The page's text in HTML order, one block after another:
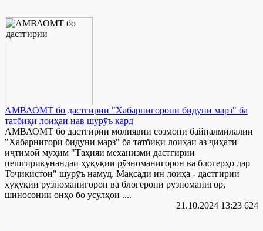
АМВАОМТ бо дастгирии "Хабарнигорони бидуни марз" ба
татбиқи лоиҳаи нав шурӯъ кард
АМВАОМТ бо дастгирии молиявии созмони байналмилалии
"Хабарнигори бидуни марз" ба татбиқи лоиҳаи аз ҷиҳати
иҷтимоӣ муҳим "Таҳияи механизми дастгирии
пешгирикунандаи ҳуқуқии рӯзноманигорон ва блогерҳо дар
Тоҷикистон" шурӯъ намуд. Мақсади ин лоиҳа - дастгирии
ҳуқуқии рӯзноманигорон ва блогерони рӯзноманигор,
шиносонии онҳо бо усулҳои ....
21.10.2024 13:23 624